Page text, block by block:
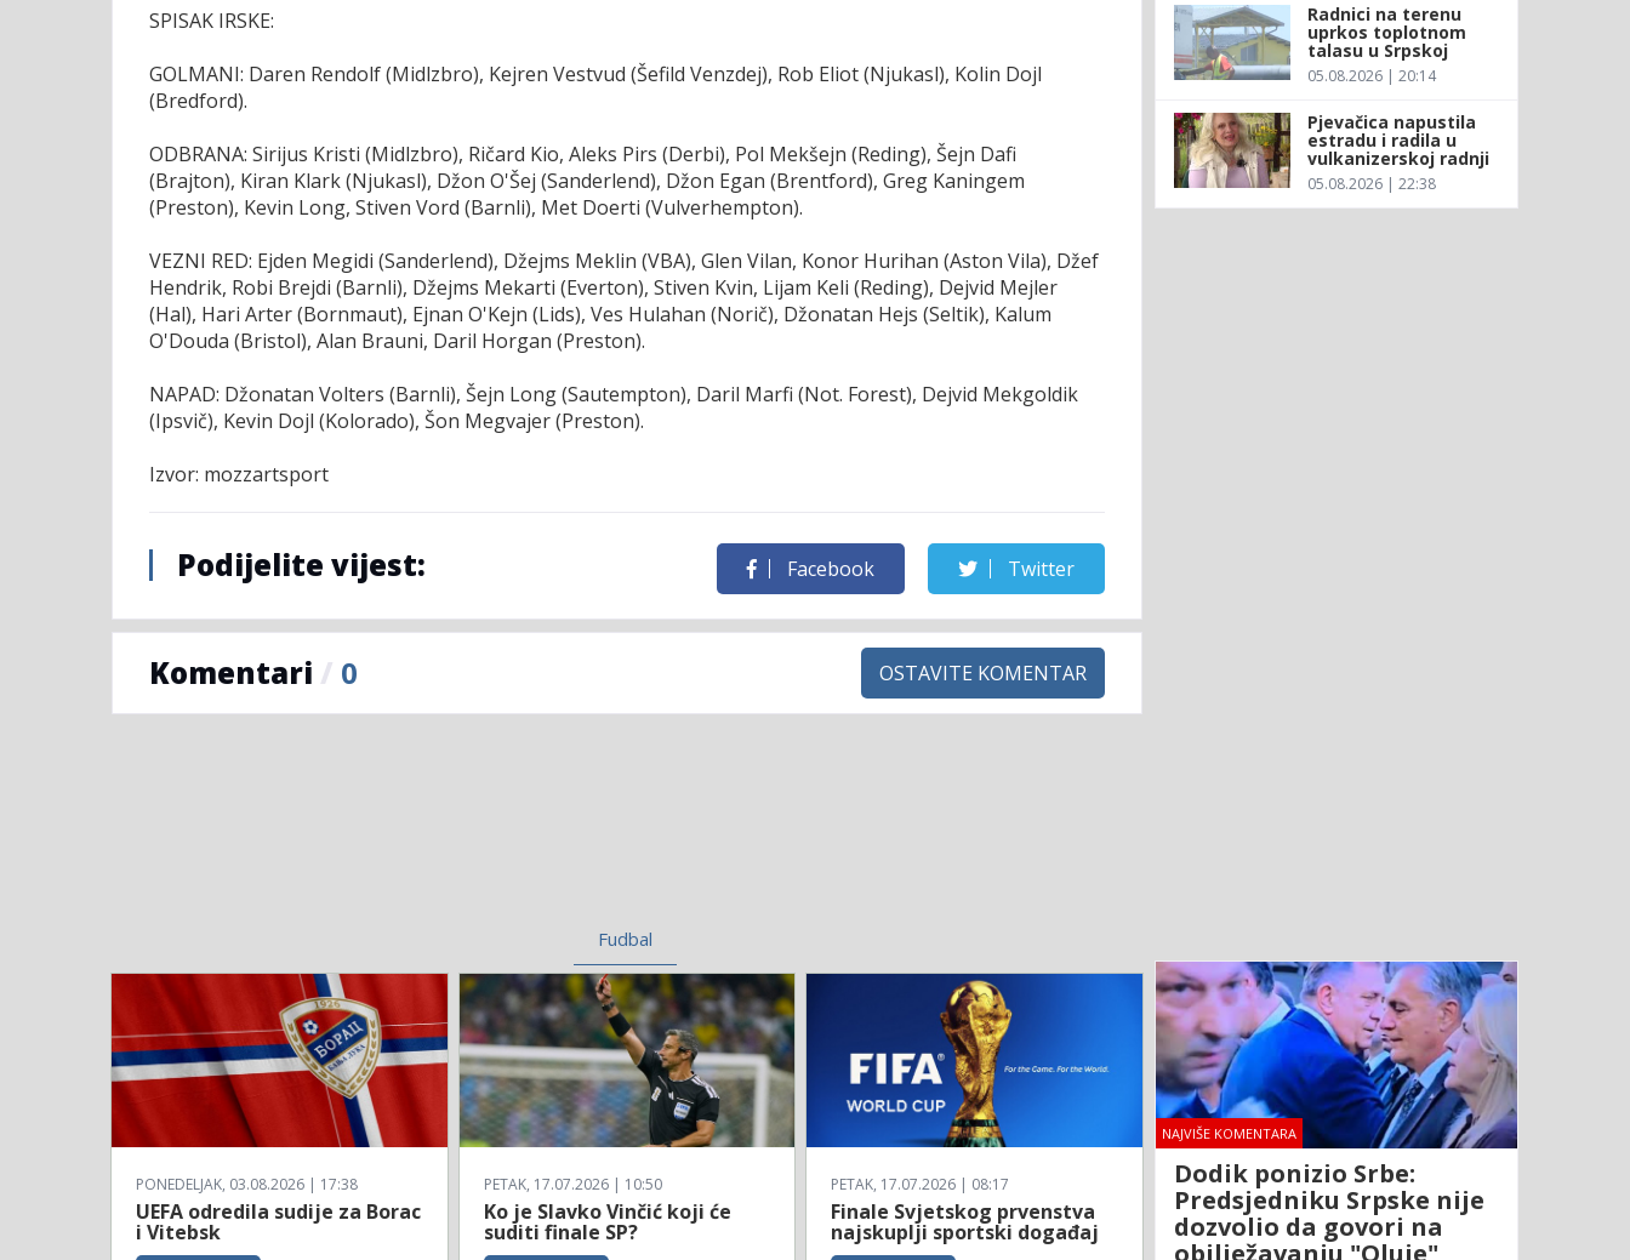
SPISAK IRSKE:
GOLMANI: Daren Rendolf (Midlzbro), Kejren Vestvud (Šefild Venzdej), Rob Eliot (Njukasl), Kolin Dojl
(Bredford).
ODBRANA: Sirijus Kristi (Midlzbro), Ričard Kio, Aleks Pirs (Derbi), Pol Mekšejn (Reding), Šejn Dafi
(Brajton), Kiran Klark (Njukasl), Džon O'Šej (Sanderlend), Džon Egan (Brentford), Greg Kaningem
(Preston), Kevin Long, Stiven Vord (Barnli), Met Doerti (Vulverhempton).
VEZNI RED: Ejden Megidi (Sanderlend), Džejms Meklin (VBA), Glen Vilan, Konor Hurihan (Aston Vila), Džef
Hendrik, Robi Brejdi (Barnli), Džejms Mekarti (Everton), Stiven Kvin, Lijam Keli (Reding), Dejvid Mejler
(Hal), Hari Arter (Bornmaut), Ejnan O'Kejn (Lids), Ves Hulahan (Norič), Džonatan Hejs (Seltik), Kalum
O'Douda (Bristol), Alan Brauni, Daril Horgan (Preston).
NAPAD: Džonatan Volters (Barnli), Šejn Long (Sautempton), Daril Marfi (Not. Forest), Dejvid Mekgoldik
(Ipsvič), Kevin Dojl (Kolorado), Šon Megvajer (Preston).
Izvor: mozzartsport
Podijelite vijest: Facebook Twitter
Komentari / 0 OSTAVITE KOMENTAR
Fudbal
PONEDELJAK, 03.08.2026 | 17:38
UEFA odredila sudije za Borac
i Vitebsk
PETAK, 17.07.2026 | 10:50
Ko je Slavko Vinčić koji će
suditi finale SP?
PETAK, 17.07.2026 | 08:17
Finale Svjetskog prvenstva
najskuplji sportski događaj
Radnici na terenu
uprkos toplotnom
talasu u Srpskoj
05.08.2026 | 20:14
Pjevačica napustila
estradu i radila u
vulkanizerskoj radnji
05.08.2026 | 22:38
NAJVIŠE KOMENTARA
Dodik ponizio Srbe:
Predsjedniku Srpske nije
dozvolio da govori na
obilježavanju "Oluje"